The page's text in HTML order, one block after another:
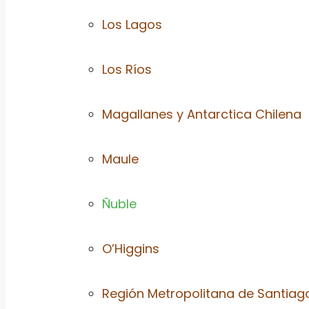
Los Lagos
Los Ríos
Magallanes y Antarctica Chilena
Maule
Ñuble
O’Higgins
Región Metropolitana de